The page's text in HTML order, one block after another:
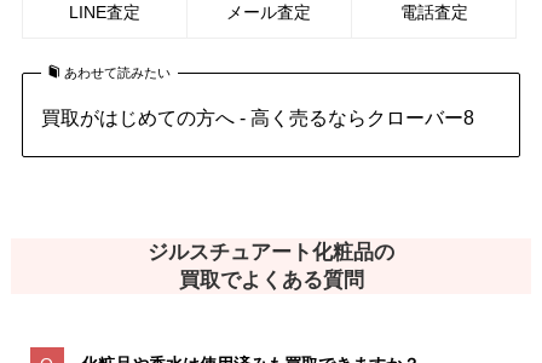
LINE査定 メール査定 電話査定
あわせて読みたい
買取がはじめての方へ - 高く売るならクローバー8
ジルスチュアート化粧品の
買取でよくある質問